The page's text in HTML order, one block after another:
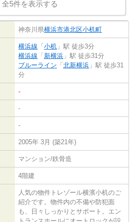
全5件を表示する
神奈川県横浜市港北区小机町
横浜線 「 小机 」駅 徒歩3分
横浜線 「 新横浜 」駅 徒歩31分
ブルーライン 「 北新横浜 」駅 徒歩31
分
-
-
-
2005年 3月 (築21年)
マンション/鉄骨造
4階建
人気の物件トレゾール横濱小机のご
紹介です。物件内の不備や防犯面
も、日々しっかりとサポート。エン